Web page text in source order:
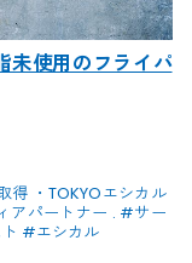
未使用のフライパ
得 ・TOKYOエシカル
アパートナー . #サー
#エシカル